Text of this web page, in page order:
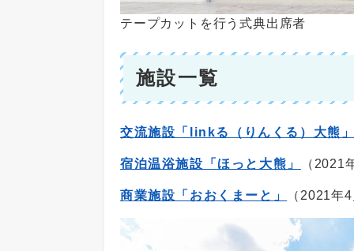
テープカットを行う式典出席者
施設一覧
交流施設「linkる（りんくる）大熊
宿泊温浴施設「ほっと大熊」 （2021
商業施設「おおくまーと」 （2021年